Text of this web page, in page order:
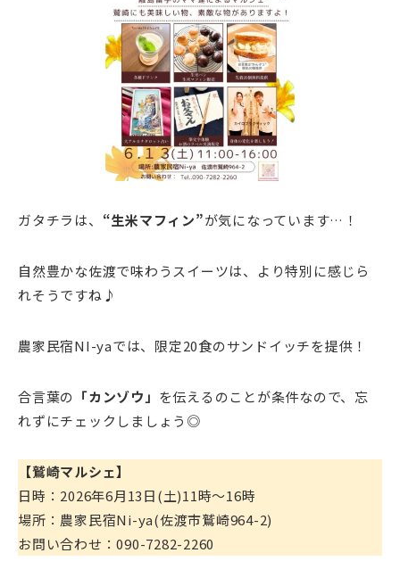
ガタチラは、 “生米マフィン”が気になっています…！
自然豊かな佐渡で味わうスイーツは、より特別に感じら
れそうですね♪
農家民宿NI-yaでは、限定20食のサンドイッチを提供！
合言葉の 「カンゾウ」 を伝えるのことが条件なので、忘
れずにチェックしましょう◎
【鷲崎マルシェ】
日時：2026年6月13日(土)11時～16時
場所：農家民宿Ni-ya(佐渡市鷲崎964-2)
お問い合わせ：090-7282-2260